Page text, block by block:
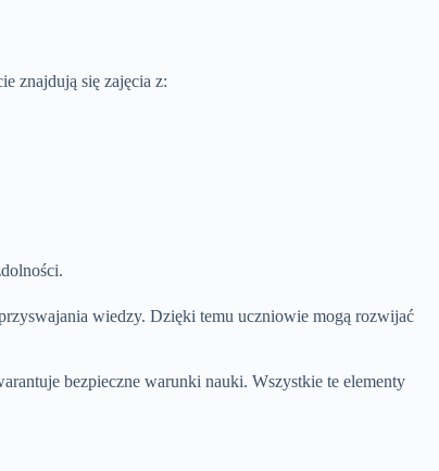
znajdują się zajęcia z:
wiedzy. Dzięki temu uczniowie mogą rozwijać
bezpieczne warunki nauki. Wszystkie te elementy